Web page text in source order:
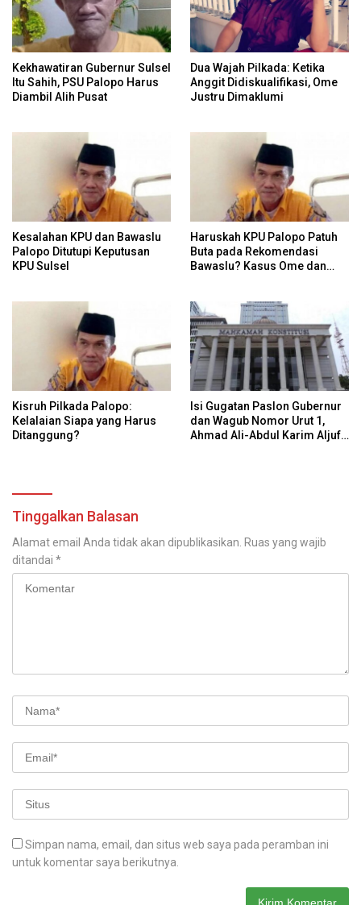
Kekhawatiran Gubernur Sulsel
Itu Sahih, PSU Palopo Harus
Diambil Alih Pusat
Dua Wajah Pilkada: Ketika
Anggit Didiskualifikasi, Ome
Justru Dimaklumi
Kesalahan KPU dan Bawaslu
Palopo Ditutupi Keputusan
KPU Sulsel
Haruskah KPU Palopo Patuh
Buta pada Rekomendasi
Bawaslu? Kasus Ome dan
Kisruh Pilkada Palopo:
Kelalaian Siapa yang Harus
Ditanggung?
Isi Gugatan Paslon Gubernur
dan Wagub Nomor Urut 1,
Ahmad Ali-Abdul Karim Aljufri
Tinggalkan Balasan
Alamat email Anda tidak akan dipublikasikan. Ruas yang wajib
ditandai *
Simpan nama, email, dan situs web saya pada peramban ini
untuk komentar saya berikutnya.